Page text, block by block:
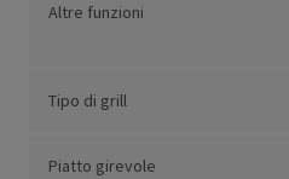
Altre funzioni
Tipo di grill
Piatto girevole